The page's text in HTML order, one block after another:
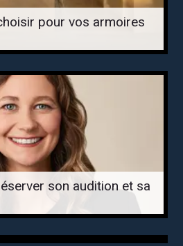
pour vos armoires
son audition et sa